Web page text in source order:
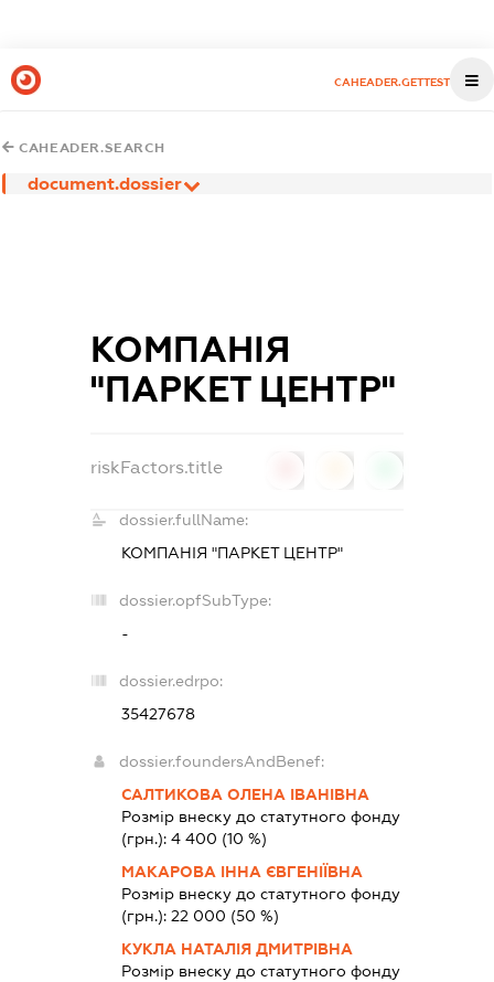
CAHEADER.GETTEST
CAHEADER.SEARCH
document.dossier
КОМПАНІЯ
"ПАРКЕТ ЦЕНТР"
riskFactors.title
dossier.fullName:
КОМПАНІЯ "ПАРКЕТ ЦЕНТР"
dossier.opfSubType:
-
dossier.edrpo:
35427678
dossier.foundersAndBenef:
САЛТИКОВА ОЛЕНА ІВАНІВНА
Розмір внеску до статутного фонду
(грн.): 4 400 (10 %)
МАКАРОВА ІННА ЄВГЕНІЇВНА
Розмір внеску до статутного фонду
(грн.): 22 000 (50 %)
КУКЛА НАТАЛІЯ ДМИТРІВНА
Розмір внеску до статутного фонду